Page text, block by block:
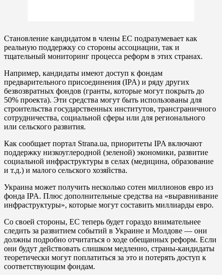
Становление кандидатом в члены ЕС подразумевает как
реальную поддержку со стороны ассоциации, так и
тщательный мониторинг процесса реформ в этих странах.
Например, кандидаты имеют доступ к фондам
предварительного присоединения (IPA) и ряду других
безвозвратных фондов (гранты, которые могут покрыть до
50% проекта). Эти средства могут быть использованы для
строительства государственных институтов, трансграничного
сотрудничества, социальной сферы или для регионального
или сельского развития.
Как сообщает портал Strana.ua, приоритеты IPA включают
поддержку низкоуглеродной (зеленой) экономики, развитие
социальной инфраструктуры в селах (медицина, образование
и т.д.) и малого сельского хозяйства.
Украина может получить несколько сотен миллионов евро из
фонда IPA. Плюс дополнительные средства на «выравнивание
инфраструктуры», которые могут составить миллиарды евро.
Со своей стороны, ЕС теперь будет гораздо внимательнее
следить за развитием событий в Украине и Молдове — они
должны подробно отчитаться о ходе обещанных реформ. Если
они будут действовать слишком медленно, страны-кандидаты
теоретически могут поплатиться за это и потерять доступ к
соответствующим фондам.